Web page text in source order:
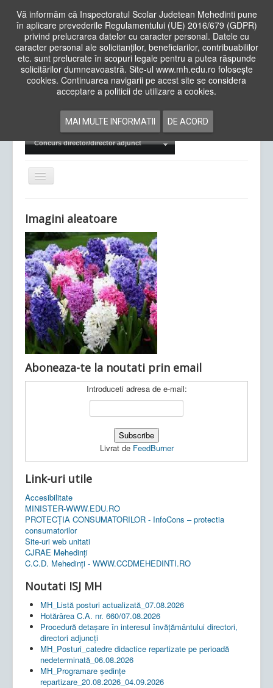
Vă informăm că Inspectoratul Scolar Judetean Mehedinti pune
în aplicare prevederile Regulamentului (UE) 2016/679 (GDPR)
privind prelucrarea datelor cu caracter personal. Datele cu
caracter personal ale solicitanților, beneficiarilor, contribuabililor
etc. sunt prelucrate în scopuri legale pentru a putea răspunde
solicitărilor dumneavoastră. Site-ul www.mh.edu.ro folosește
cookies. Continuarea navigarii pe acest site se considera
acceptare a politicii de utilizare a cookies.
MAI MULTE INFORMATII DE ACORD
Cauta
in
siteAcasa Cadre Didactice
Examene Naționale
Concurs director/director adjunct
Comută
navigarea
Ultimele articole: Vi, 04.11.2022 -
Județean Mehedinți
Imagini aleatoare
Aboneaza-te la noutati prin email
Introduceti adresa de e-mail:
Livrat de FeedBurner
Link-uri utile
Accesibilitate
MINISTER-WWW.EDU.RO
PROTECȚIA CONSUMATORILOR - InfoCons – protectia
consumatorilor
Site-uri web unitati
CJRAE Mehedinți
C.C.D. Mehedinţi - WWW.CCDMEHEDINTI.RO
Noutati ISJ MH
MH_Listă posturi actualizată_07.08.2026
Hotărârea C.A. nr. 660/07.08.2026
Procedură detașare în interesul învățământului directori,
directori adjuncți
MH_Posturi_catedre didactice repartizate pe perioadă
nedeterminată_06.08.2026
MH_Programare ședințe
repartizare_20.08.2026_04.09.2026